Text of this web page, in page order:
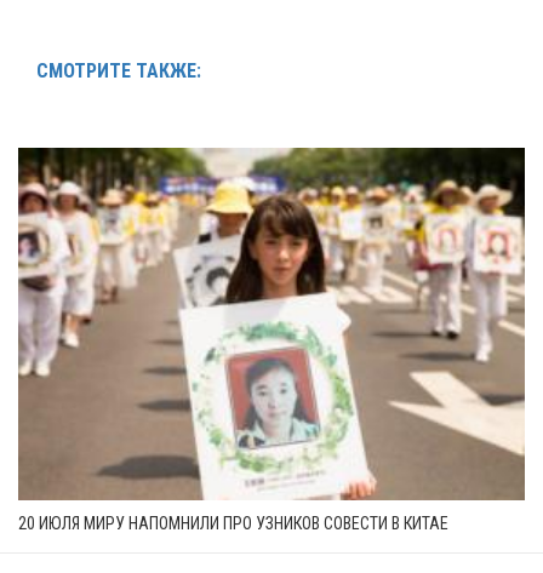
СМОТРИТЕ ТАКЖЕ:
20 ИЮЛЯ МИРУ НАПОМНИЛИ ПРО УЗНИКОВ СОВЕСТИ В КИТАЕ